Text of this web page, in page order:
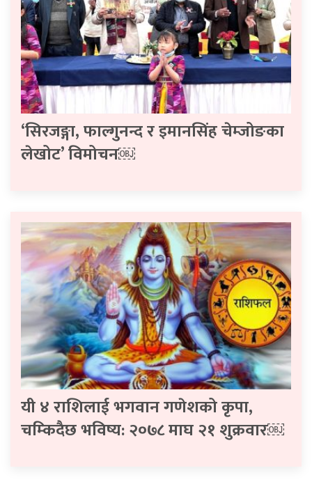
‘सिरजङ्गा, फाल्गुनन्द र इमानसिंह चेम्जोङका
लेखोट’ विमोचन￼
यी ४ राशिलाई भगवान गणेशको कृपा,
चम्किदैछ भविष्य: २०७८ माघ २१ शुक्रवार￼